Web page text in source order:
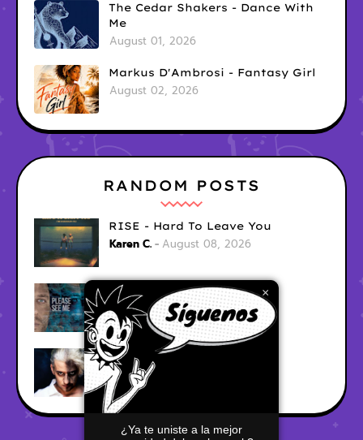
×
¿Ya te uniste a la mejor
The Cedar Shakers - Dance With
Me
August 01, 2026
Markus D'Ambrosi - Fantasy Girl
August 02, 2026
RANDOM POSTS
RISE - Hard To Leave You
Karen C. August 08, 2026
Ari Fraser - Let Her Go
Karen C. August 08, 2026
Smii - Red City Lights
Karen C.